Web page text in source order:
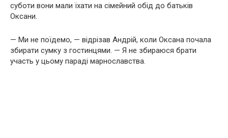
суботи вони мали їхати на сімейний обід до батьків
Оксани.
— Ми не поїдемо, — відрізав Андрій, коли Оксана почала
збирати сумку з гостинцями. — Я не збираюся брати
участь у цьому параді марнославства.